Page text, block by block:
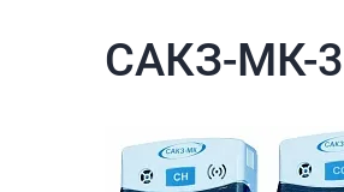
САКЗ-МК-